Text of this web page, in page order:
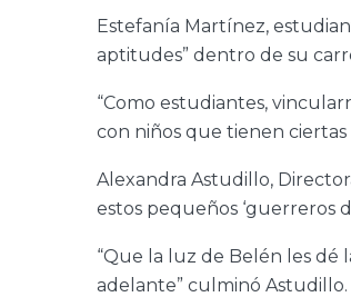
Estefanía Martínez,
aptitudes” dentro de su
“Como estudiantes,
con niños que tienen ciertas
Alexandra Astudillo,
estos pequeños ‘guerreros
“Que la luz de Belén les dé
adelante” culminó Astudillo.